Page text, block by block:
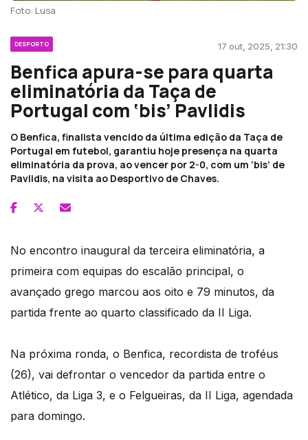
Foto: Lusa
DESPORTO 17 out, 2025, 21:30
Benfica apura-se para quarta
eliminatória da Taça de
Portugal com ‘bis’ Pavlidis
O Benfica, finalista vencido da última edição da Taça de
Portugal em futebol, garantiu hoje presença na quarta
eliminatória da prova, ao vencer por 2-0, com um ‘bis’ de
Pavlidis, na visita ao Desportivo de Chaves.
No encontro inaugural da terceira eliminatória, a
primeira com equipas do escalão principal, o
avançado grego marcou aos oito e 79 minutos, da
partida frente ao quarto classificado da II Liga.
Na próxima ronda, o Benfica, recordista de troféus
(26), vai defrontar o vencedor da partida entre o
Atlético, da Liga 3, e o Felgueiras, da II Liga, agendada
para domingo.